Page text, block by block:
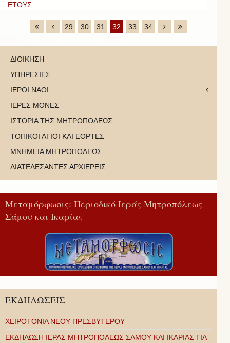
ΕΤΟΥΣ.
29 30 31 32 33 34
ΔΙΟΙΚΗΣΗ
ΥΠΗΡΕΣΙΕΣ
ΙΕΡΟΙ ΝΑΟΙ
ΙΕΡΕΣ ΜΟΝΕΣ
ΙΣΤΟΡΙΑ ΤΗΣ ΜΗΤΡΟΠΟΛΕΩΣ
ΤΟΠΙΚΟΙ ΑΓΙΟΙ ΚΑΙ ΕΟΡΤΕΣ
ΜΝΗΜΕΙΑ ΜΗΤΡΟΠΟΛΕΩΣ
ΔΙΑΤΕΛΕΣΑΝΤΕΣ ΑΡΧΙΕΡΕΙΣ
Μεταμόρφωσις: Περιοδικό Ιεράς Μητροπόλεως
Σάμου και Ικαρίας
ΕΚΔΗΛΩΣΕΙΣ
ΧΕΙΡΟΤΟΝΙΑ ΝΕΟΥ ΠΡΕΣΒΥΤΕΡΟΥ
ΕΚΔΗΛΩΣΗ ΙΕΡΑΣ ΜΗΤΡΟΠΟΛΕΩΣ ΣΑΜΟΥ ΚΑΙ ΙΚΑΡΙΑΣ ΓΙΑ